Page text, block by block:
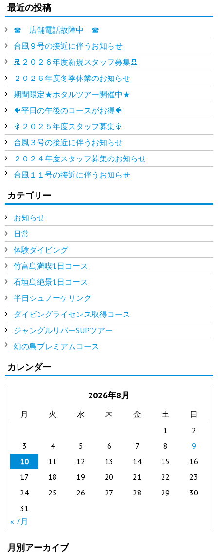
最近の投稿
☎ 店舗電話故障中 ☎
台風９号の接近に伴うお知らせ
🚢２０２６年度新規スタッフ募集🚢
２０２６年度冬季休業のお知らせ
期間限定★ホタルツアー開催中★
🐠平日の午後のコースがお得🐠
🚢２０２５年度スタッフ募集🚢
台風３号の接近に伴うお知らせ
２０２４年度スタッフ募集のお知らせ
台風１１号の接近に伴うお知らせ
カテゴリー
お知らせ
日常
体験ダイビング
竹富島満喫1日コース
石垣島絶景1日コース
半日シュノーケリング
ダイビングライセンス取得コース
ジャングルリバーSUPツアー
幻の島プレミアムコース
カレンダー
2026年8月
月 火 水 木 金 土
日
1
2
3
4 5 6 7 8
9
10
11 12 13 14 15
16
17
18 19 20 21 22
23
24
25 26 27 28 29
30
31
« 7月
月別アーカイブ